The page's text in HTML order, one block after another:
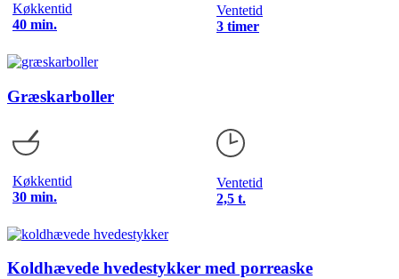
Køkkentid
40 min.
Ventetid
3 timer
Græskarboller
Køkkentid
30 min.
Ventetid
2,5 t.
Koldhævede hvedestykker med porreaske